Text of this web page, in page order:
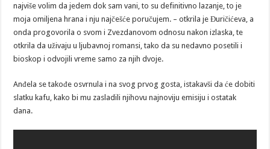
najviše volim da jedem dok sam vani, to su definitivno lazanje, to je
moja omiljena hrana i nju najčešće poručujem. – otkrila je Đuričićeva, a
onda progovorila o svom i Zvezdanovom odnosu nakon izlaska, te
otkrila da uživaju u ljubavnoj romansi, tako da su nedavno posetili i
bioskop i odvojili vreme samo za njih dvoje.
Anđela se takođe osvrnula i na svog prvog gosta, istakavši da će dobiti
slatku kafu, kako bi mu zasladili njihovu najnoviju emisiju i ostatak
dana.